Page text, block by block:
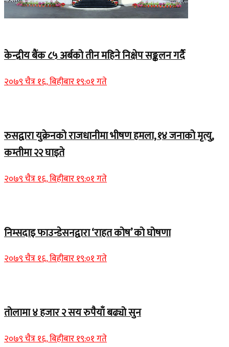
केन्द्रीय बैंक ८५ अर्बको तीन महिने निक्षेप सङ्कलन गर्दै
२०७९ चैत्र १६, बिहीबार १९:०१ गते
रुसद्वारा युक्रेनको राजधानीमा भीषण हमला, १४ जनाको मृत्यु,
कम्तीमा २२ घाइते
२०७९ चैत्र १६, बिहीबार १९:०१ गते
निम्सदाइ फाउन्डेसनद्वारा ‘राहत कोष’ को घोषणा
२०७९ चैत्र १६, बिहीबार १९:०१ गते
तोलामा ४ हजार २ सय रुपैयाँ बढ्यो सुन
२०७९ चैत्र १६, बिहीबार १९:०१ गते